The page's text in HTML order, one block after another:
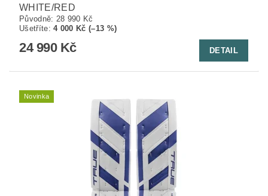
WHITE/RED
Původně: 28 990 Kč
Ušetříte:4 000 Kč (–13 %)
24 990 Kč DETAIL
Novinka